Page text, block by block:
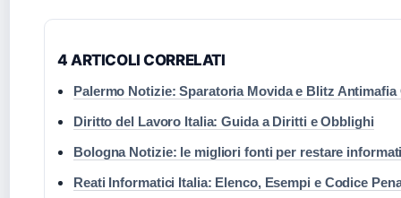
4 ARTICOLI CORRELATI
Palermo Notizie: Sparatoria Movida e Blitz Antimafia
Diritto del Lavoro Italia: Guida a Diritti e Obblighi
Bologna Notizie: le migliori fonti per restare
Reati Informatici Italia: Elenco, Esempi e Codice